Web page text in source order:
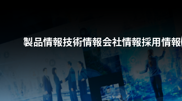
製品情報技術情報会社情報採用情報